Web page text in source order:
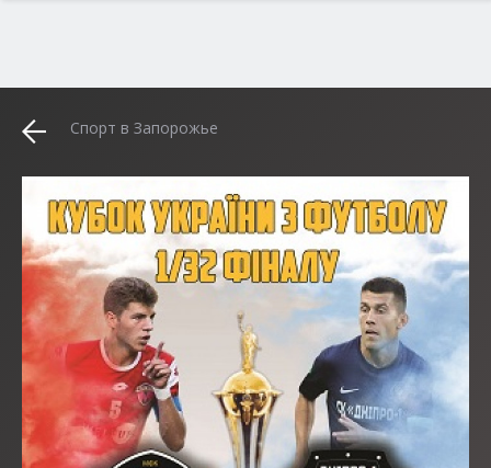
Спорт в Запорожье